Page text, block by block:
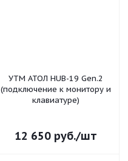
УТМ АТОЛ HUB-19 Gen.2
(подключение к монитору и
клавиатуре)
12 650 руб./шт